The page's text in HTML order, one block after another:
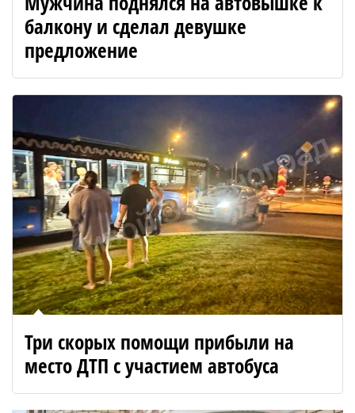
балкону и сделал девушке
предложение
Три скорых помощи прибыли на
место ДТП с участием автобуса